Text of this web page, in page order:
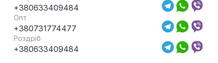
+380633409484
Опт
+380731774477
Роздріб
+380633409484